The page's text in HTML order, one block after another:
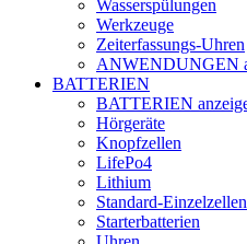
Wasserspülungen
Werkzeuge
Zeiterfassungs-Uhren
ANWENDUNGEN
BATTERIEN
BATTERIEN
Hörgeräte
Knopfzellen
LifePo4
Lithium
Standard-Einzelzellen
Starterbatterien